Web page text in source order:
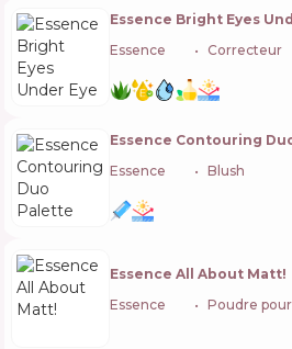
Essence Bright Eyes
Essence
Correcteur
Essence Contouring
Essence
Blush
Essence All About Matt!
Essence
Poudre